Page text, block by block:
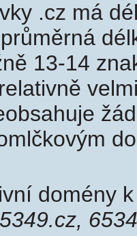
.cz má
13-14
domény